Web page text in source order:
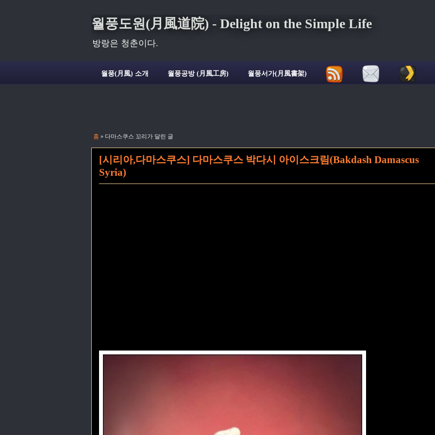
월풍도원(月風道院) - Delight on the Simple Life
방랑은 청춘이다.
월풍(月風) 소개 월풍공방 (月風工房) 월풍서가(月風書架)
홈 » 다마스쿠스 꼬리가 달린 글
[시리아,다마스쿠스] 다마스쿠스 박다시 아이스크림(Bakdash Damascus
Syria)